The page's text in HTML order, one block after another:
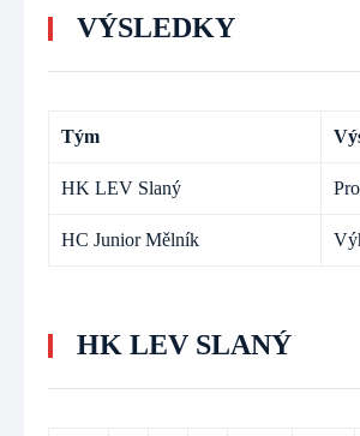
VÝSLEDKY
Tým
HK LEV Slaný
HC Junior Mělník
HK LEV SLANÝ